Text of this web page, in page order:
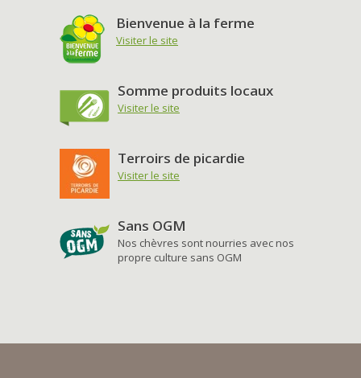
Bienvenue à la ferme
Visiter le site
Somme produits locaux
Visiter le site
Terroirs de picardie
Visiter le site
Sans OGM
Nos chèvres sont nourries avec nos
propre culture sans OGM